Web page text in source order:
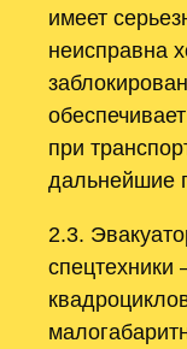
имеет
неисправна
при
дальнейшие
2.3.
спецтехники